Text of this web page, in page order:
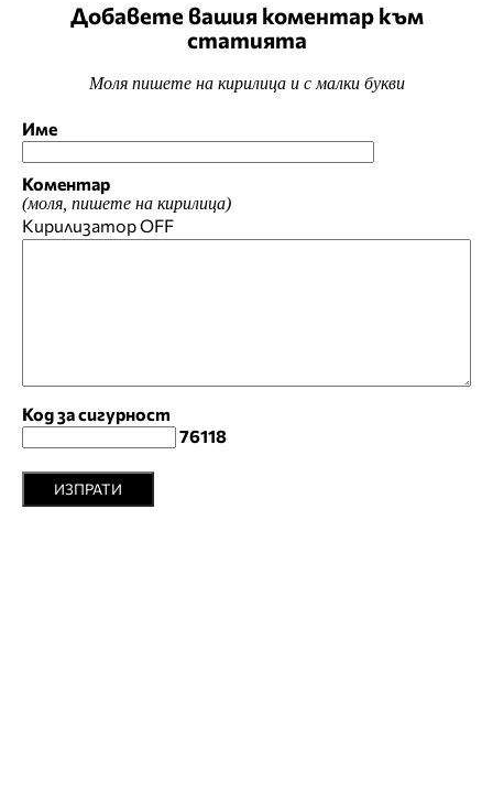
Добавете вашия коментар към
статията
Моля пишете на кирилица и с малки букви
Име
Коментар
(моля, пишете на кирилица)
КирилизаторOFF
Код за сигурност
76118
ИЗПРАТИ